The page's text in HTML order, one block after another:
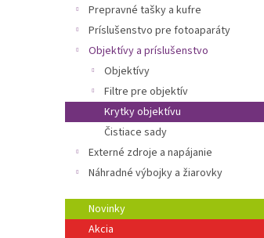
Prepravné tašky a kufre
Príslušenstvo pre fotoaparáty
Objektívy a príslušenstvo
Objektívy
Filtre pre objektív
Krytky objektívu
Čistiace sady
Externé zdroje a napájanie
Náhradné výbojky a žiarovky
Novinky
Akcia